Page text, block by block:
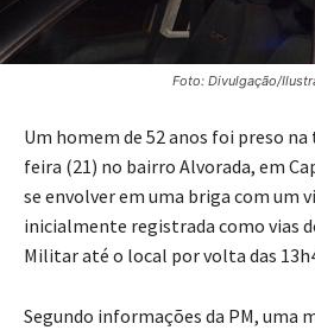
Foto: Divulgação/
Um homem de 52 anos foi preso na
feira (21) no bairro Alvorada, em
se envolver em uma briga com um
inicialmente registrada como vias
Militar até o local por volta das
Segundo informações da PM, uma